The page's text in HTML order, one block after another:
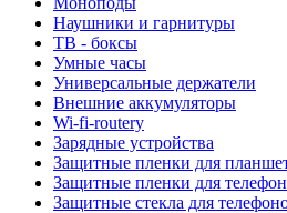
Наушники и гарнитуры
ТВ - боксы
Умные часы
Универсальные держатели
Внешние аккумуляторы
Wi-fi-routery
Зарядные устройства
Защитные пленки для
Защитные пленки для
Защитные стекла для